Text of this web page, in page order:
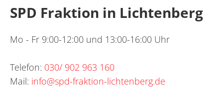
SPD Fraktion in Lichtenberg
Mo - Fr 9:00-12:00 und 13:00-16:00 Uhr
Telefon: 030/ 902 963 160
Mail: info@spd-fraktion-lichtenberg.de